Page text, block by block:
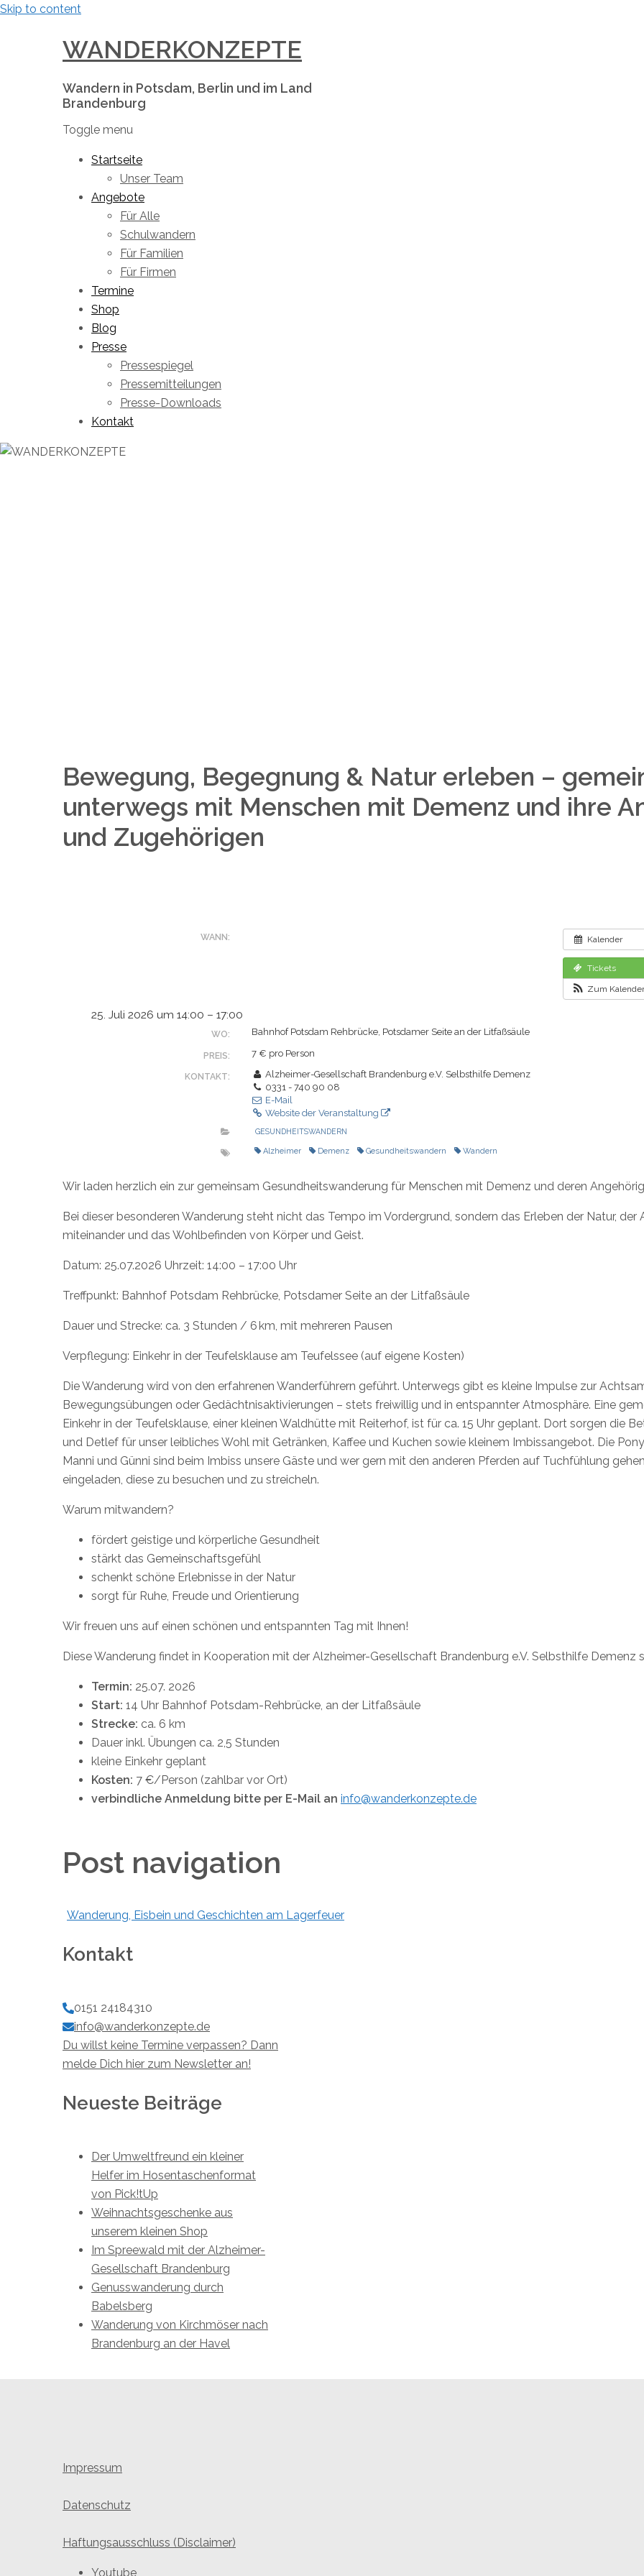
Skip to content
WANDERKONZEPTE
Wandern in Potsdam, Berlin und im Land
Brandenburg
Toggle menu
Startseite
Unser Team
Angebote
Für Alle
Schulwandern
Für Familien
Für Firmen
Termine
Shop
Blog
Presse
Pressespiegel
Pressemitteilungen
Presse-Downloads
Kontakt
Bewegung, Begegnung & Natur erleben –
unterwegs mit Menschen mit Demenz und ihre
und Zugehörigen
Kalender
Tickets
Zum
WANN:
25. Juli 2026 um 14:00 – 17:00
WO: Bahnhof Potsdam Rehbrücke, Potsdamer Seite an der Litfaßsäule
PREIS: 7 € pro Person
KONTAKT:
Alzheimer-Gesellschaft Brandenburg e.V. Selbsthilfe Demenz
0331 - 740 90 08
E-Mail
Website der Veranstaltung
GESUNDHEITSWANDERN
Alzheimer Demenz Gesundheitswandern Wandern
Wir laden herzlich ein zur gemeinsam Gesundheitswanderung für Menschen mit Demenz und deren
Bei dieser besonderen Wanderung steht nicht das Tempo im Vordergrund, sondern das Erleben der Natur, der
miteinander und das Wohlbefinden von Körper und Geist.
Datum: 25.07.2026 Uhrzeit: 14:00 – 17:00 Uhr
Treffpunkt: Bahnhof Potsdam Rehbrücke, Potsdamer Seite an der Litfaßsäule
Dauer und Strecke: ca. 3 Stunden / 6 km, mit mehreren Pausen
Verpflegung: Einkehr in der Teufelsklause am Teufelssee (auf eigene Kosten)
Die Wanderung wird von den erfahrenen Wanderführern geführt. Unterwegs gibt es kleine Impulse zur
Bewegungsübungen oder Gedächtnisaktivierungen – stets freiwillig und in entspannter Atmosphäre. Eine
Einkehr in der Teufelsklause, einer kleinen Waldhütte mit Reiterhof, ist für ca. 15 Uhr geplant. Dort sorgen die
und Detlef für unser leibliches Wohl mit Getränken, Kaffee und Kuchen sowie kleinem Imbissangebot. Die
Manni und Günni sind beim Imbiss unsere Gäste und wer gern mit den anderen Pferden auf Tuchfühlung
eingeladen, diese zu besuchen und zu streicheln.
Warum mitwandern?
fördert geistige und körperliche Gesundheit
stärkt das Gemeinschaftsgefühl
schenkt schöne Erlebnisse in der Natur
sorgt für Ruhe, Freude und Orientierung
Wir freuen uns auf einen schönen und entspannten Tag mit Ihnen!
Diese Wanderung findet in Kooperation mit der Alzheimer-Gesellschaft Brandenburg e.V. Selbsthilfe Demenz
Termin: 25.07. 2026
Start: 14 Uhr Bahnhof Potsdam-Rehbrücke, an der Litfaßsäule
Strecke: ca. 6 km
Dauer inkl. Übungen ca. 2,5 Stunden
kleine Einkehr geplant
Kosten: 7 €/Person (zahlbar vor Ort)
verbindliche Anmeldung bitte per E-Mail an info@wanderkonzepte.de
Post navigation
Wanderung, Eisbein und Geschichten am Lagerfeuer
Kontakt
0151 24184310
info@wanderkonzepte.de
Du willst keine Termine verpassen? Dann
melde Dich hier zum Newsletter an!
Neueste Beiträge
Der Umweltfreund ein kleiner
Helfer im Hosentaschenformat
von Pick!tUp
Weihnachtsgeschenke aus
unserem kleinen Shop
Im Spreewald mit der Alzheimer-
Gesellschaft Brandenburg
Genusswanderung durch
Babelsberg
Wanderung von Kirchmöser nach
Brandenburg an der Havel
Impressum
Datenschutz
Haftungsausschluss (Disclaimer)
Youtube